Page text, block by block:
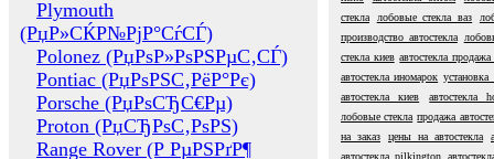
Plymouth
(РџР»СЌР№РјР°СѓСЃ)
Polonez (РџРѕР»РѕРЅРµС‚СЃ)
Pontiac (РџРѕРЅС‚РёР°Рє)
Porsche (РџРѕСЂС€Рµ)
Proton (РџСЂРѕС‚РѕРЅ)
Range Rover (Р РµРЅРґР¶
стекла
лобовые стекла ваз
производство автостекла
стекла киев автостекла продажа
автостекла иномарок установка
автостекла киев
автостекла
лобовые стекла продажа
на заказ
цены на автостекла
автостекла pilkington